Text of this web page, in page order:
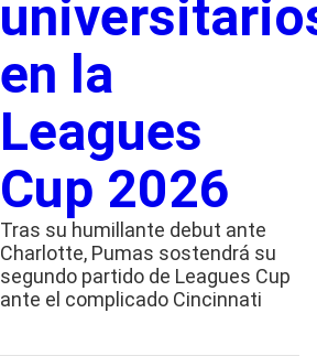
en la
Leagues
Cup 2026
Tras su humillante debut ante
Charlotte, Pumas sostendrá su
segundo partido de Leagues Cup
ante el complicado Cincinnati